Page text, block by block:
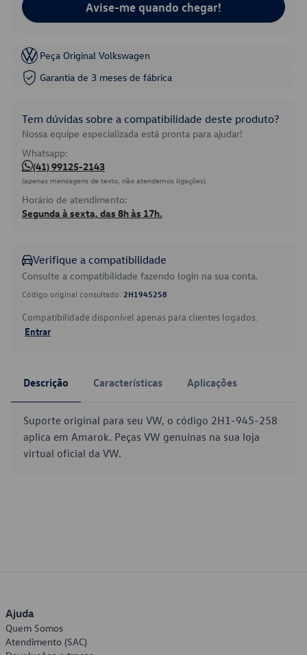
Avise-me quando chegar!
Peça Original Volkswagen
Garantia de 3 meses de fábrica
Tem dúvidas sobre a compatibilidade deste produto?
Nossa equipe especializada está pronta para ajudar!
Whatsapp:
(41) 99125-2143
(apenas mensagens de texto, não atendemos ligações)
Horário de atendimento:
Segunda à sexta, das 8h às 17h.
Verifique a compatibilidade
Consulte a compatibilidade fazendo login na sua conta.
Código original consultado: 2H1945258
Compatibilidade disponível apenas para clientes logados.
Entrar
Descrição Características Aplicações
Suporte original para seu VW, o código 2H1-945-258
aplica em Amarok. Peças VW genuínas na sua loja
virtual oficial da VW.
Ajuda
Quem Somos
Atendimento (SAC)